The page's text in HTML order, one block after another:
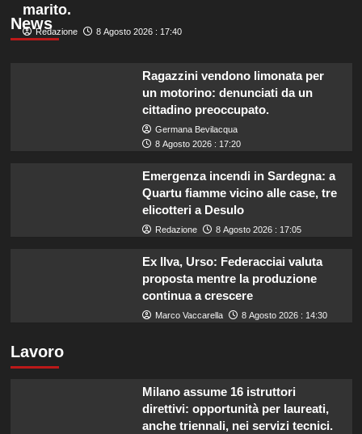
News
marito.
Redazione 8 Agosto 2026 : 17:40
Ragazzini vendono limonata per
un motorino: denunciati da un
cittadino preoccupato.
Germana Bevilacqua
8 Agosto 2026 : 17:20
Emergenza incendi in Sardegna: a
Quartu fiamme vicino alle case, tre
elicotteri a Desulo
Redazione 8 Agosto 2026 : 17:05
Ex Ilva, Urso: Federacciai valuta
proposta mentre la produzione
continua a crescere
Marco Vaccarella 8 Agosto 2026 : 14:30
Lavoro
Milano assume 16 istruttori
direttivi: opportunità per laureati,
anche triennali, nei servizi tecnici.